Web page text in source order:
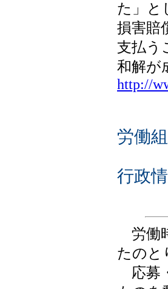
た」と
損害賠
支払う
和解
http://
労働
行政
労働
たのと
応募